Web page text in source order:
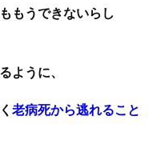
もうできないらし
ように、
老病死から逃れること